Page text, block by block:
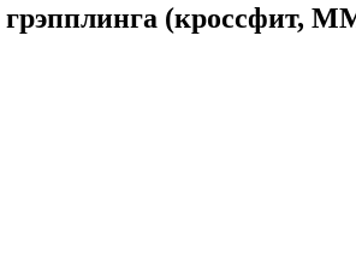
(кроссфит,